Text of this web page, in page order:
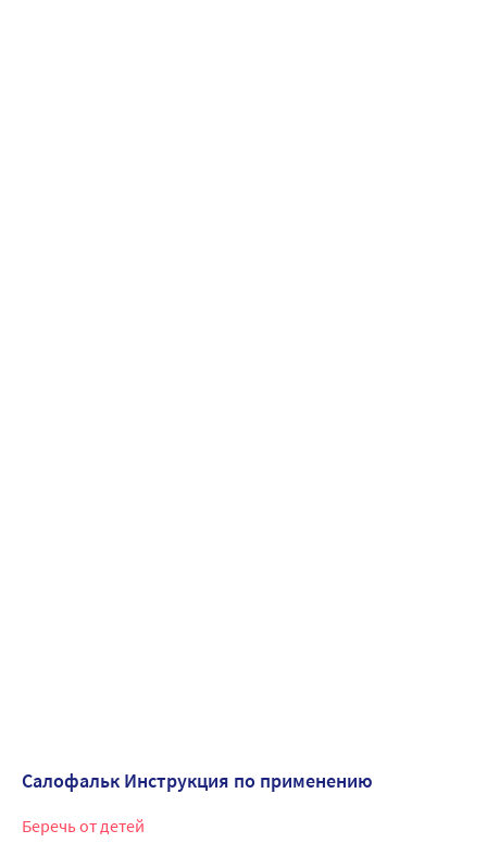
Салофальк Инструкция по применению
Беречь от детей